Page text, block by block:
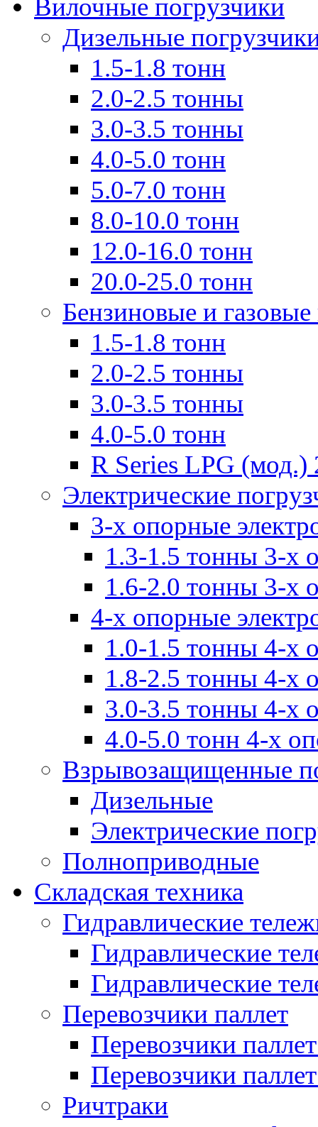
Вилочные погрузчики
Дизельные
1.5-1.8 тонн
2.0-2.5 тонны
3.0-3.5 тонны
4.0-5.0 тонн
5.0-7.0 тонн
8.0-10.0 тонн
12.0-16.0 тонн
20.0-25.0 тонн
Бензиновые и
1.5-1.8 тонн
2.0-2.5 тонны
3.0-3.5 тонны
4.0-5.0 тонн
R Series LPG (мод.)
Электрические
3-х опорные
1.3-1.5 тонны 3-х
1.6-2.0 тонны 3-х
4-х опорные
1.0-1.5 тонны 4-х
1.8-2.5 тонны 4-х
3.0-3.5 тонны 4-х
4.0-5.0 тонн 4-х
Взрывозащищенные
Дизельные
Электрические
Полноприводные
Складская техника
Гидравлические
Гидравлические
Гидравлические
Перевозчики паллет
Перевозчики
Перевозчики
Ричтраки